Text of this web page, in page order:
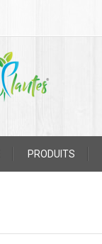
PRODUITS